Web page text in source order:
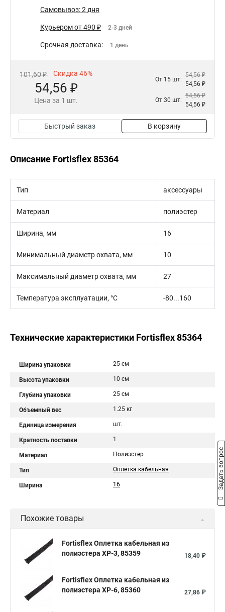
Самовывоз: 2 дня
Курьером от 490 ₽ 2-3 дней
Срочная доставка: 1 день
101,60 ₽ Скидка 46%
54,56 ₽
Цена за 1 шт.
От 15 шт:
54,56 ₽
54,56 ₽
От 30 шт:
54,56 ₽
54,56 ₽
Быстрый заказ В корзину
Описание Fortisflex 85364
Тип аксессуары
Материал полиэстер
Ширина, мм 16
Минимальный диаметр охвата, мм 10
Максимальный диаметр охвата, мм 27
Температура эксплуатации, °C -80...160
Технические характеристики Fortisflex 85364
Ширина упаковки 25 см
Высота упаковки 10 см
Глубина упаковки 25 см
Объемный вес 1.25 кг
Единица измерения шт.
Кратность поставки 1
Материал Полиэстер
Тип Оплетка кабельная
Ширина 16
Похожие товары
Fortisflex Оплетка кабельная из
полиэстера XP-3, 85359
18,40 ₽
Fortisflex Оплетка кабельная из
полиэстера XP-6, 85360
27,86 ₽
Задать вопрос